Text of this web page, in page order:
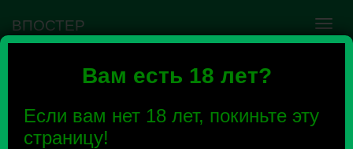
Вам есть 18 лет?
Если вам нет 18 лет, покиньте эту
страницу!
ВПОСТЕР
Ошибка VK API #5
сообщества нужно авторизоваться на сервисе
повторно.